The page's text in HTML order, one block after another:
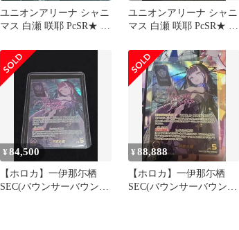
ユニオンアリーナ シャニ
マス 白瀬 咲耶 PcSR★ 星
ユニオンアリーナ シャニ
マス 白瀬 咲耶 PcSR★ 星
¥84,500
【ホロカ】一伊那尓栖
SEC(バウンサーバウン
¥88,888
【ホロカ】一伊那尓栖
SEC(バウンサーバウン